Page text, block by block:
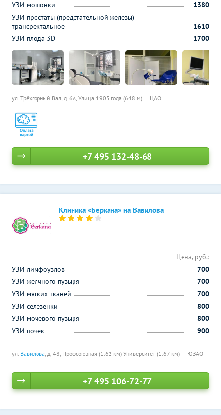
ул. Трёхгорный Вал, д. 6А, Улица 1905 года (648 м) ЦАО
УЗИ мошонки
1380
УЗИ простаты (предстательной железы)
трансректальное
1610
УЗИ плода 3D
1700
+7 495 132-48-68
Клиника «Беркана» на Вавилова
ул. Вавилова, д. 48, Профсоюзная (1.62 км) Университет (1.67 км) ЮЗАО
Цена, руб.:
УЗИ лимфоузлов
700
УЗИ желчного пузыря
700
УЗИ мягких тканей
700
УЗИ селезенки
800
УЗИ мочевого пузыря
800
УЗИ почек
900
+7 495 106-72-77